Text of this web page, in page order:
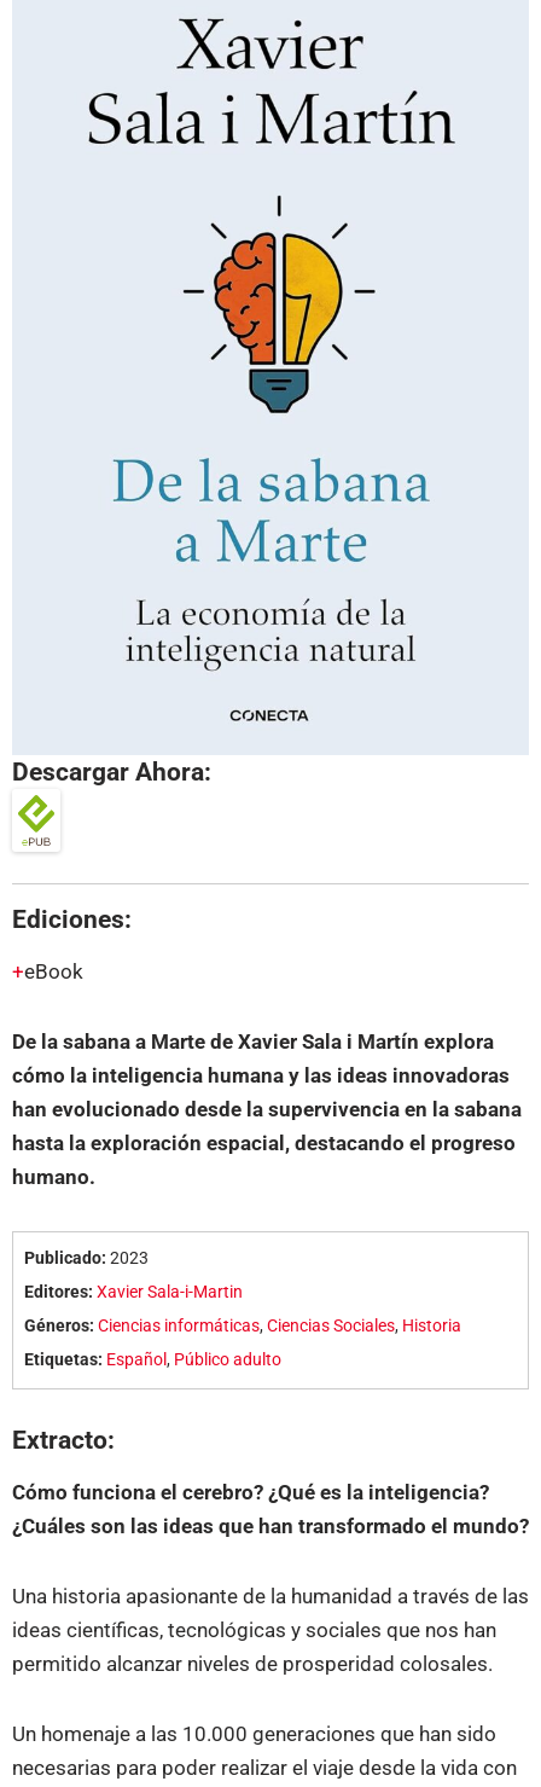
Descargar Ahora:
Ediciones:
eBook
De la sabana a Marte de Xavier Sala i Martín explora
cómo la inteligencia humana y las ideas innovadoras
han evolucionado desde la supervivencia en la sabana
hasta la exploración espacial, destacando el progreso
humano.
Publicado: 2023
Editores: Xavier Sala-i-Martin
Géneros: Ciencias informáticas,Ciencias Sociales, Historia
Etiquetas: Español, Público adulto
Extracto:
Cómo funciona el cerebro? ¿Qué es la inteligencia?
¿Cuáles son las ideas que han transformado el mundo?
Una historia apasionante de la humanidad a través de las
ideas científicas, tecnológicas y sociales que nos han
permitido alcanzar niveles de prosperidad colosales.
Un homenaje a las 10.000 generaciones que han sido
necesarias para poder realizar el viaje desde la vida con